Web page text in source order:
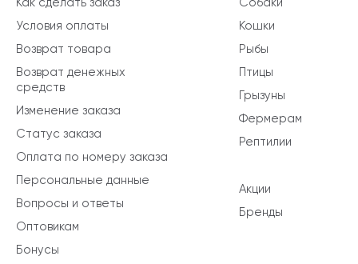
Кошки
Рыбы
Птицы
Грызуны
Фермерам
Рептилии
Акции
Бренды
Условия оплаты
Возврат товара
Возврат денежных
средств
Изменение заказа
Статус заказа
Оплата по номеру заказа
Персональные данные
Вопросы и ответы
Оптовикам
Бонусы